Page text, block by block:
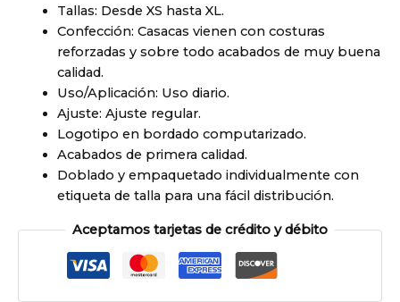
Tallas: Desde XS hasta XL.
Confección: Casacas vienen con costuras
reforzadas y sobre todo acabados de muy buena
calidad.
Uso/Aplicación: Uso diario.
Ajuste: Ajuste regular.
Logotipo en bordado computarizado.
Acabados de primera calidad.
Doblado y empaquetado individualmente con
etiqueta de talla para una fácil distribución.
Aceptamos tarjetas de crédito y débito